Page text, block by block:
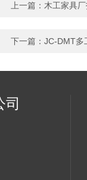
上一篇： 木工家具
下一篇： JC-DMT多
司